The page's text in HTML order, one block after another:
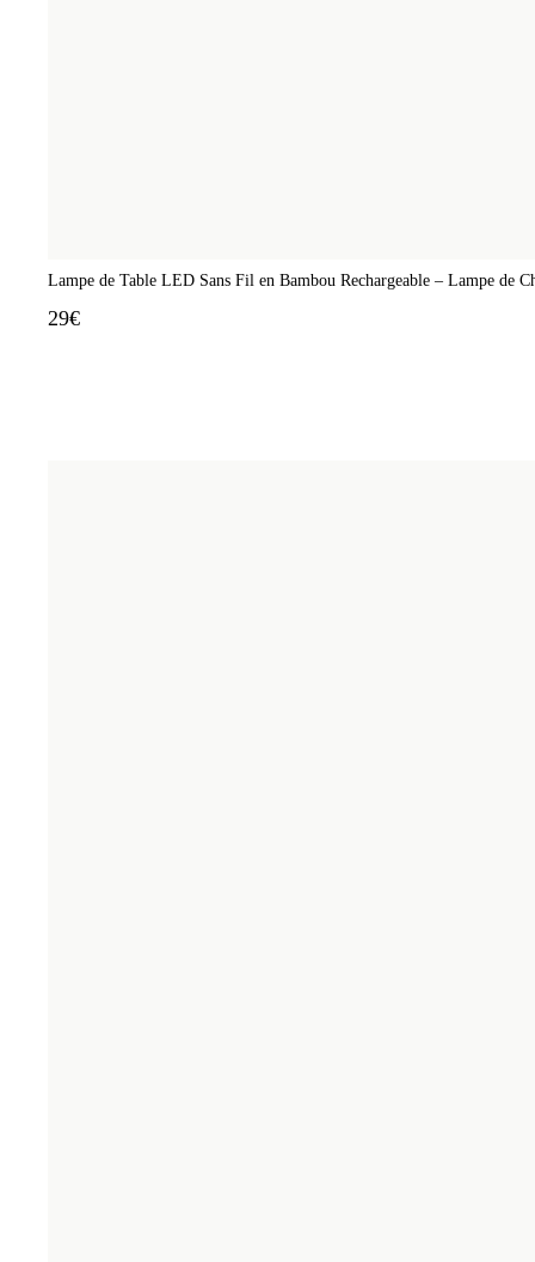
Lampe de Table LED Sans Fil en Bambou Rechargeable – Lampe de
29€